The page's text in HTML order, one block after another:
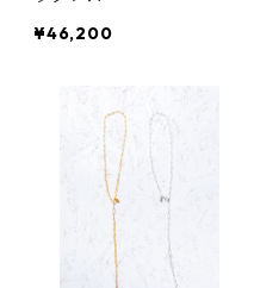
¥46,200